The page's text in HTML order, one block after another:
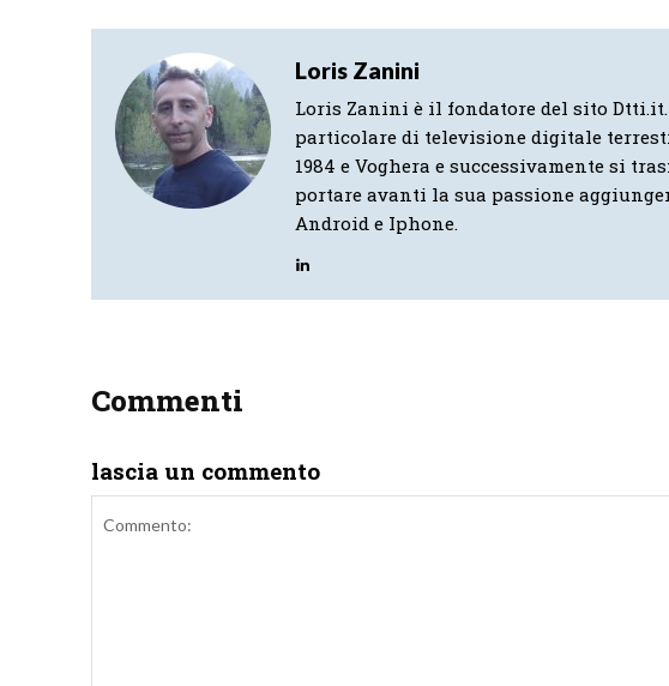
Loris Zanini
Loris Zanini è il fondatore del sito
particolare di televisione digitale
1984 e Voghera e successivamente si
portare avanti la sua passione
Android e Iphone.
Commenti
lascia un commento